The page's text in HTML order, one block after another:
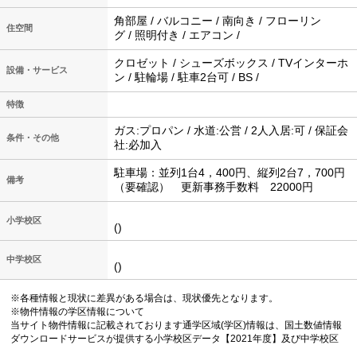
住空間
角部屋 / バルコニー / 南向き / フローリン
グ / 照明付き / エアコン /
設備・サービス
クロゼット / シューズボックス / TVインターホ
ン / 駐輪場 / 駐車2台可 / BS /
特徴
条件・その他
ガス:プロパン / 水道:公営 / 2人入居:可 / 保証会
社:必加入
備考
駐車場：並列1台4，400円、縦列2台7，700円
（要確認） 更新事務手数料 22000円
小学校区
()
中学校区
()
※各種情報と現状に差異がある場合は、現状優先となります。
※物件情報の学区情報について
当サイト物件情報に記載されております通学区域(学区)情報は、国土数値情報
ダウンロードサービスが提供する小学校区データ【2021年度】及び中学校区